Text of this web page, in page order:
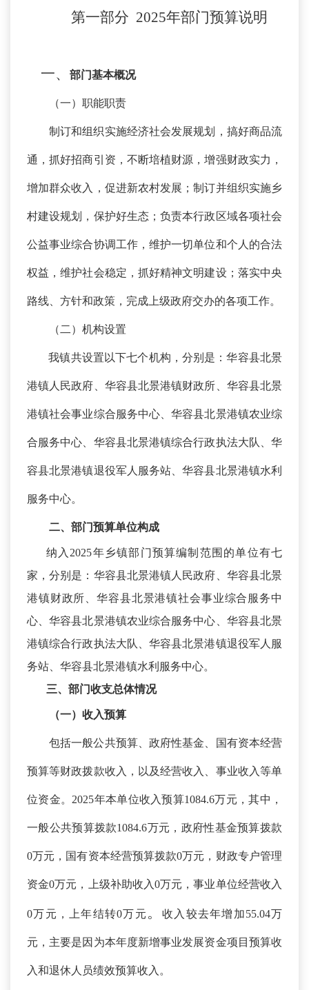
第一部分 2025年部门预算说明
一、 部门基本概况
（一）职能职责
制订和组织实施经济社会发展规划，搞好商品流
通，抓好招商引资，不断培植财源，增强财政实力，
增加群众收入，促进新农村发展；制订并组织实施乡
村建设规划，保护好生态；负责本行政区域各项社会
公益事业综合协调工作，维护一切单位和个人的合法
权益，维护社会稳定，抓好精神文明建设；落实中央
路线、方针和政策，完成上级政府交办的各项工作。
（二）机构设置
我镇共设置以下七个机构，分别是：华容县北景
港镇人民政府、华容县北景港镇财政所、华容县北景
港镇社会事业综合服务中心、华容县北景港镇农业综
合服务中心、华容县北景港镇综合行政执法大队、华
容县北景港镇退役军人服务站、华容县北景港镇水利
服务中心。
二、 部门预算单位构成
纳入 2025年乡镇部门预算编制范围的单位有七
家，分别是：华容县北景港镇人民政府、华容县北景
港镇财政所、华容县北景港镇社会事业综合服务中
心、华容县北景港镇农业综合服务中心、华容县北景
港镇综合行政执法大队、华容县北景港镇退役军人服
务站、华容县北景港镇水利服务中心。
三、部门收支总体情况
（一）收入预算
包括一般公共预算、政府性基金、国有资本经营
预算等财政拨款收入，以及经营收入、事业收入等单
位资金。 2025年本单位收入预算1084.6万元，其中，
一般公共预算拨款1084.6万元，政府性基金预算拨款
0万元，国有资本经营预算拨款0万元，财政专户管理
资金0万元，上级补助收入0万元，事业单位经营收入
0万元，上年结转0万元 。 收入较去年增加55.04万
元， 主要是因为本年度新增事业发展资金项目预算收
入和退休人员绩效预算收入。